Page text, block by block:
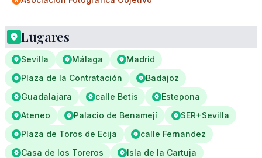
Lugares
Sevilla Málaga
Madrid
Plaza de la Contratación
Badajoz
Guadalajara
calle Betis
Estepona
Ateneo
Palacio de Benamejí
SER+Sevilla
Plaza de Toros de Ecija
calle Fernandez
Casa de los Toreros
Isla de la Cartuja